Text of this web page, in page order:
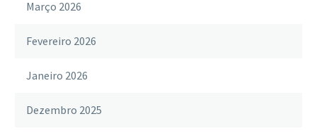
Março 2026
Fevereiro 2026
Janeiro 2026
Dezembro 2025